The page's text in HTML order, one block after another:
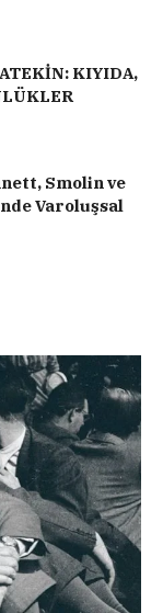
KIYIDA,
Smolin ve
Varoluşsal